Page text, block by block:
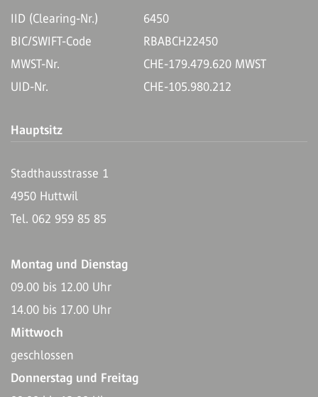
IID (Clearing-Nr.)
6450
BIC/SWIFT-Code
RBABCH22450
MWST-Nr.
CHE-179.479.620 MWST
UID-Nr.
CHE-105.980.212
Hauptsitz
Stadthausstrasse 1
4950 Huttwil
Tel. 062 959 85 85
Montag und Dienstag
09.00 bis 12.00 Uhr
14.00 bis 17.00 Uhr
Mittwoch
geschlossen
Donnerstag und Freitag